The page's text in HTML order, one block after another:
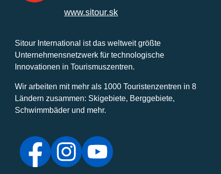
www.sitour.sk
Sitour International ist das weltweit größte
Unternehmensnetzwerk für technologische
Innovationen in Tourismuszentren.
Wir arbeiten mit mehr als 1000 Touristenzentren in 8
Ländern zusammen: Skigebiete, Berggebiete,
Schwimmbäder und mehr.